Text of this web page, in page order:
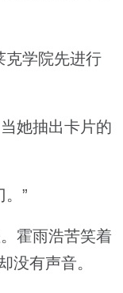
学院先进行
她抽出卡片的
”
霍雨浩苦笑着
没有声音。